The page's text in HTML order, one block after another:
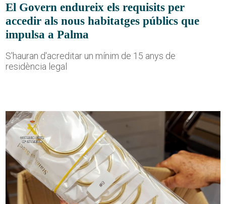
El Govern endureix els requisits per
accedir als nous habitatges públics que
impulsa a Palma
S'hauran d'acreditar un mínim de 15 anys de
residència legal